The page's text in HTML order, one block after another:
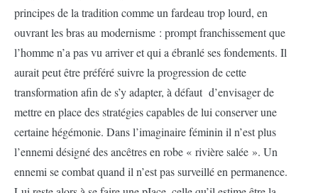
principes de la tradition comme un fardeau trop lourd, en
ouvrant les bras au modernisme : prompt franchissement que
l’homme n’a pas vu arriver et qui a ébranlé ses fondements. Il
aurait peut être préféré suivre la progression de cette
transformation afin de s’y adapter, à défaut d’envisager de
mettre en place des stratégies capables de lui conserver une
certaine hégémonie. Dans l’imaginaire féminin il n’est plus
l’ennemi désigné des ancêtres en robe « rivière salée ». Un
ennemi se combat quand il n’est pas surveillé en permanence.